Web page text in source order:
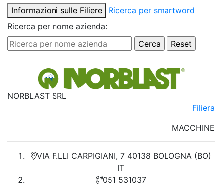
Informazioni sulle Filiere
Ricerca per smartword
Ricerca per nome azienda:
NORBLAST SRL
Filiera
MACCHINE
VIA F.LLI CARPIGIANI, 7 40138 BOLOGNA (BO)
IT
051 531037